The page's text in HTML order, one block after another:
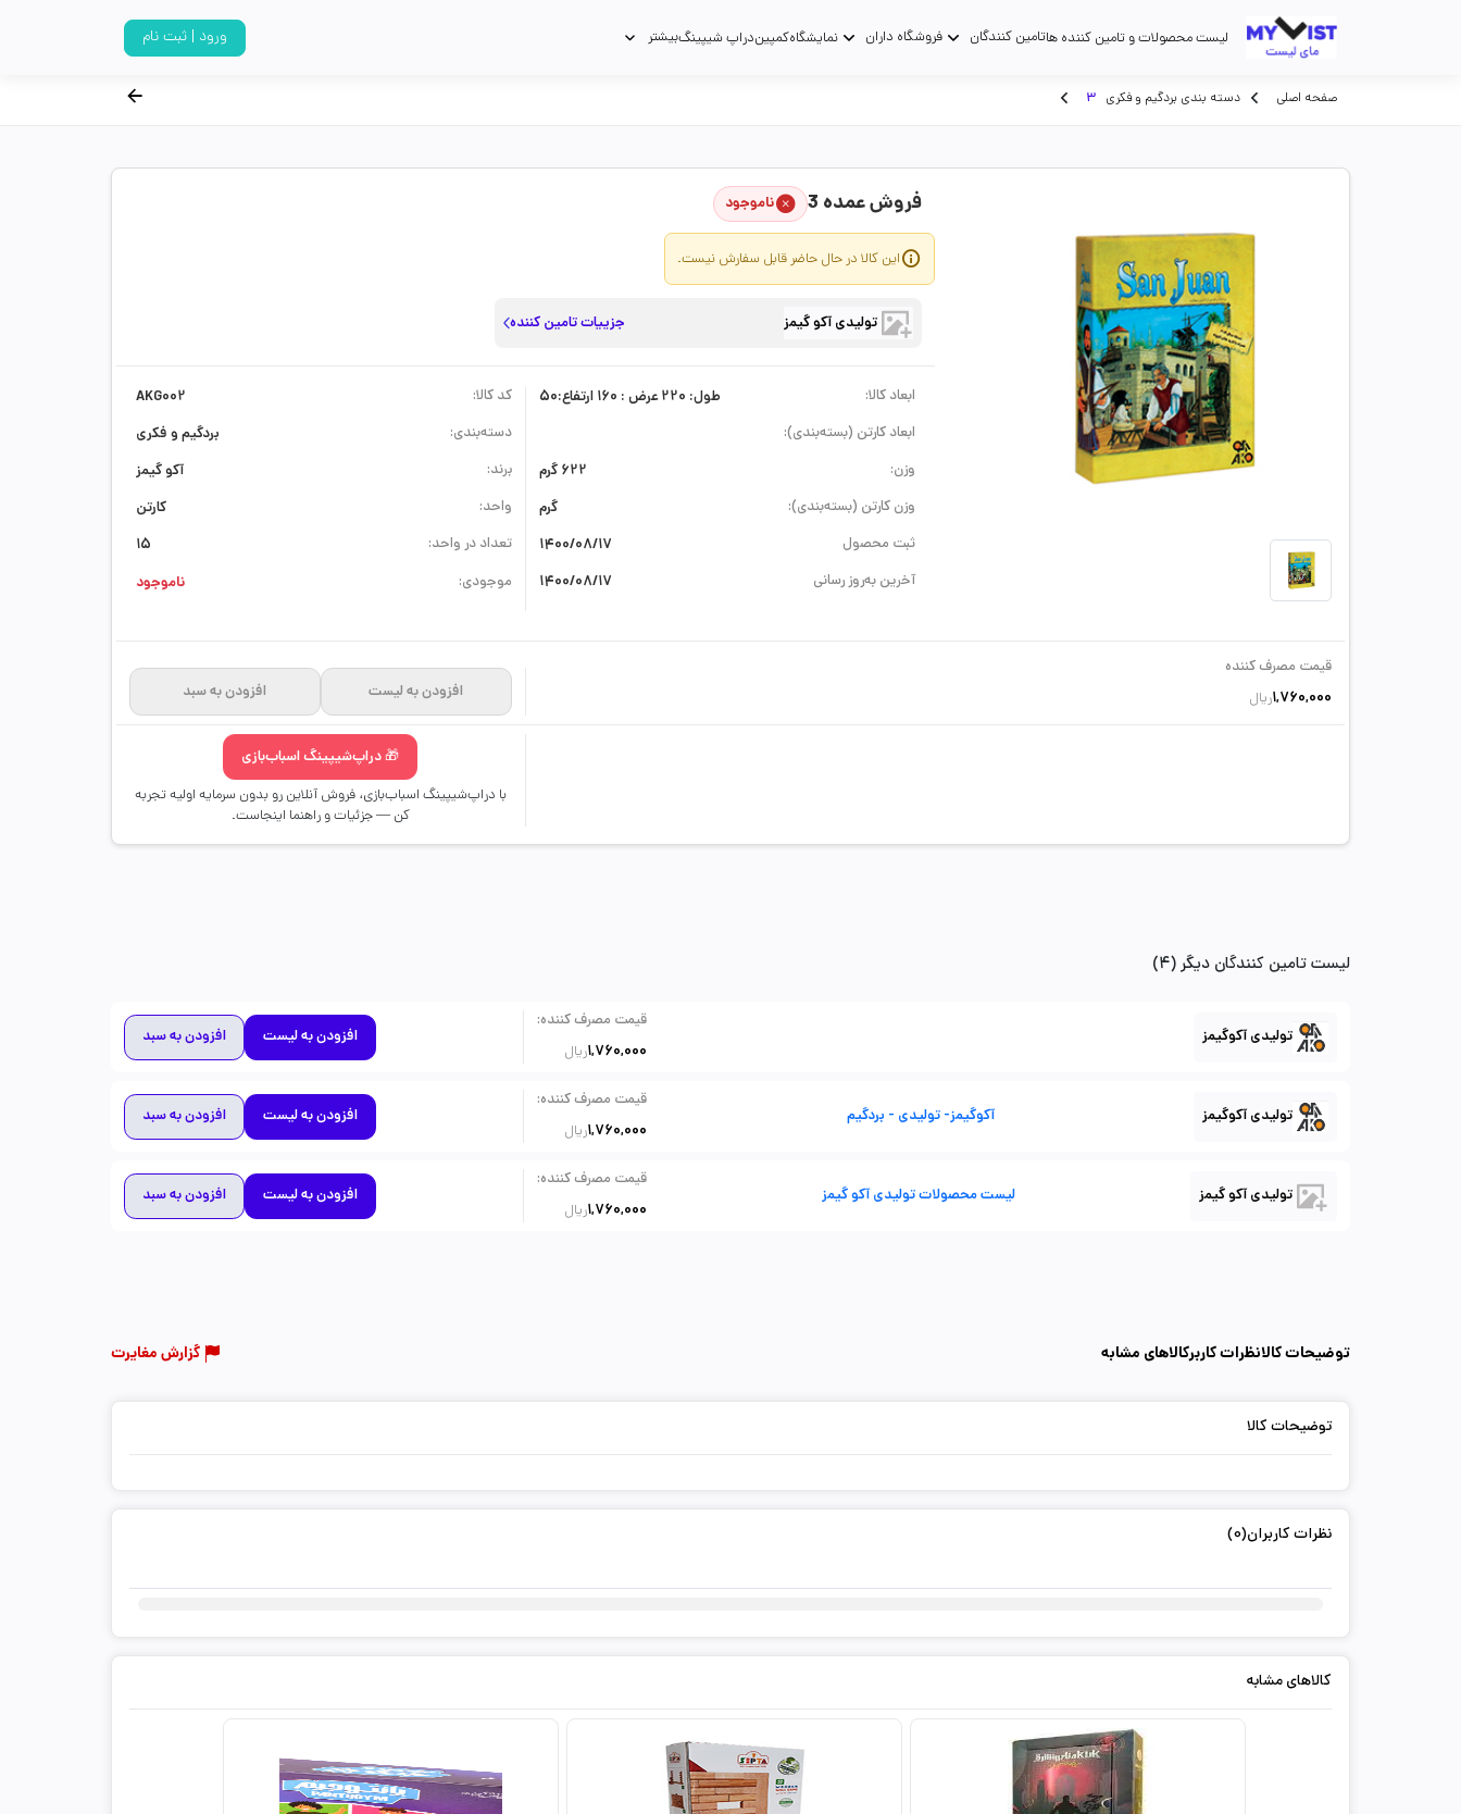
لیست محصولات و تامین کننده هاتامین کنندگان فروشگاه داران نمایشگاهکمپیندراپ شیپینگبیشتر ورود | ثبت نام
صفحه اصلی دسته بندی بردگیم و فکری 3
فروش عمده 3 ناموجود
این کالا در حال حاضر قابل سفارش نیست.
تولیدی آکو گیمز جزییات تامین کننده
ابعاد کالا: طول: 220 عرض : 160 ارتفاع:50
ابعاد کارتن (بسته‌بندی):
وزن:
622 گرم
وزن کارتن (بسته‌بندی): گرم
ثبت محصول 1400/08/17
آخرین به‌روز رسانی 1400/08/17
کد کالا: AKG002
دسته‌بندی: بردگیم و فکری
برند: آکو گیمز
واحد: کارتن
تعداد در واحد: 15
موجودی: ناموجود
قیمت مصرف کننده
1,760,000ریال افزودن به لیست افزودن به سبد
🎁 دراپ‌شیپینگ اسباب‌بازی
با دراپ‌شیپینگ اسباب‌بازی، فروش آنلاین رو بدون سرمایه اولیه تجربه
کن — جزئیات و راهنما اینجاست.
لیست تامین کنندگان دیگر (4)
تولیدی آکوگیمز
قیمت مصرف کننده:
1,760,000ریال
افزودن به لیست افزودن به سبد
تولیدی آکوگیمز آکوگیمز- تولیدی - بردگیم
قیمت مصرف کننده:
1,760,000ریال
افزودن به لیست افزودن به سبد
تولیدی آکو گیمز لیست محصولات تولیدی آکو گیمز
قیمت مصرف کننده:
1,760,000ریال
افزودن به لیست افزودن به سبد
توضیحات کالانظرات کاربرکالاهای مشابه گزارش مغایرت
توضیحات کالا
نظرات کاربران(0)
کالاهای مشابه